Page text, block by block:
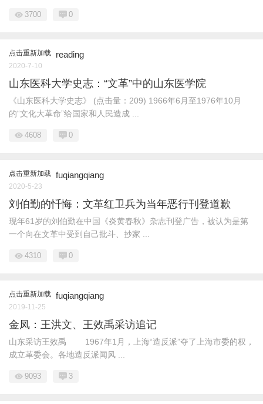
3700 0
点击重新加载 reading
2020-7-10
山东医科大学史志：“文革”中的山东医学院
《山东医科大学史志》 (点击量：209) 1966年6月至1976年10月
的“文化大革命”给国家和人民造成 ...
4608 0
点击重新加载 fuqiangqiang
2020-5-23
刘伯勤的忏悔：文革红卫兵为当年恶行刊登道歉
现年61岁的刘伯勤在中国《炎黄春秋》杂志刊登广告，被认为是第
一个向在文革中受到自己批斗、抄家 ...
4310 0
点击重新加载 fuqiangqiang
2019-11-25
金凤：王洪文、王效禹采访追记
山东采访王效禹 1967年1月，上海“造反派”夺了上海市委的权，
成立革委会。各地造反派闻风 ...
9093 3